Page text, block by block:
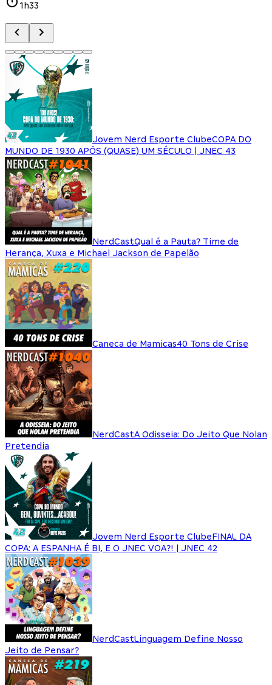
1h33
Jovem Nerd Esporte ClubeCOPA DO
MUNDO DE 1930 APÓS (QUASE) UM SÉCULO | JNEC 43
NerdCastQual é a Pauta? Time de
Herança, Xuxa e Michael Jackson de Papelão
Caneca de Mamicas40 Tons de Crise
NerdCastA Odisseia: Do Jeito Que Nolan
Pretendia
Jovem Nerd Esporte ClubeFINAL DA
COPA: A ESPANHA É BI, E O JNEC VOA?! | JNEC 42
NerdCastLinguagem Define Nosso
Jeito de Pensar?